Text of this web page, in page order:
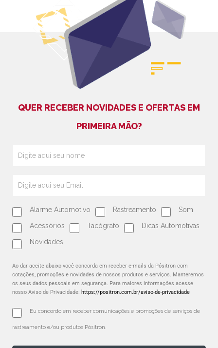
QUER RECEBER NOVIDADES E OFERTAS EM
PRIMEIRA MÃO?
Alarme Automotivo Rastreamento Som
Acessórios Tacógrafo Dicas Automotivas
Novidades
Ao dar aceite abaixo você concorda em receber e-mails da Pósitron com
cotações, promoções e novidades de nossos produtos e serviços. Manteremos
os seus dados pessoais em segurança. Para maiores informações acesse
nosso Aviso de Privacidade: https://positron.com.br/aviso-de-privacidade
Eu concordo em receber comunicações e promoções de serviços de
rastreamento e/ou produtos Pósitron.